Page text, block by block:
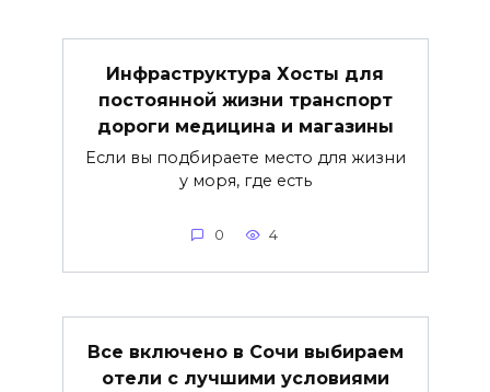
Инфраструктура Хосты для
постоянной жизни транспорт
дороги медицина и магазины
Если вы подбираете место для жизни
у моря, где есть
0 4
Все включено в Сочи выбираем
отели с лучшими условиями